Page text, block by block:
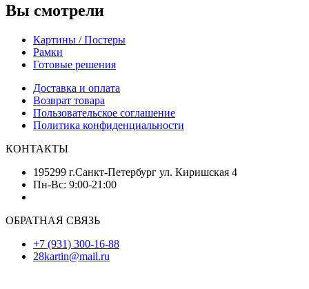
Вы смотрели
Картины / Постеры
Рамки
Готовые решения
Доставка и оплата
Возврат товара
Пользовательское соглашение
Политика конфиденциальности
КОНТАКТЫ
195299 г.Санкт-Петербург ул. Киришская 4
Пн-Вс: 9:00-21:00
ОБРАТНАЯ СВЯЗЬ
+7 (931) 300-16-88
28kartin@mail.ru